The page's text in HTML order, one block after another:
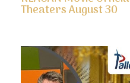
Theaters August 30